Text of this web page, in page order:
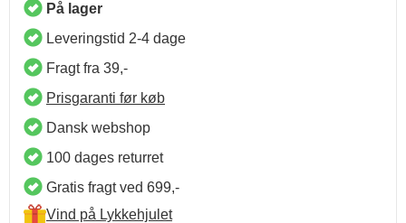
På lager
Leveringstid 2-4 dage
Fragt fra 39,-
Prisgaranti før køb
Dansk webshop
100 dages returret
Gratis fragt ved 699,-
Vind på Lykkehjulet